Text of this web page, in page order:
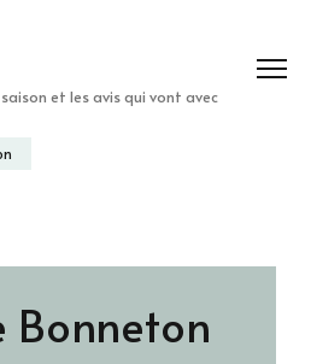
et les avis qui vont avec
Bonneton